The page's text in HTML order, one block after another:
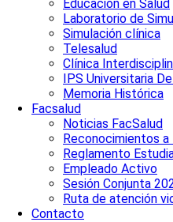
Educación en Salud
Laboratorio de
Simulación clínica
Telesalud
Clínica
IPS Universitaria
Memoria Histórica
Facsalud
Noticias FacSalud
Reconocimientos a
Reglamento
Empleado Activo
Sesión Conjunta
Ruta de atención
Contacto